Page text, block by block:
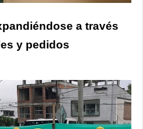
a través
y pedidos